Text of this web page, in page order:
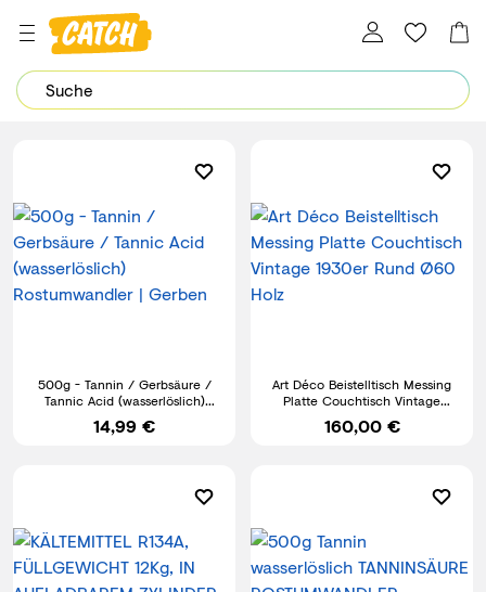
Dein Password wurde erfolgreich geändert.
500g - Tannin / Gerbsäure /
Tannic Acid (wasserlöslich)
Rostumwandler | Gerben
14,99 €
Art Déco Beistelltisch Messing
Platte Couchtisch Vintage
1930er Rund Ø60 Holz
160,00 €